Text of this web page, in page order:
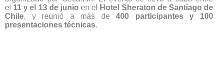
el 11 y el 13 de junio en el
Hotel Sheraton de Santiago de
Chile, y reunió a más de400 participantes y 100
presentaciones técnicas.